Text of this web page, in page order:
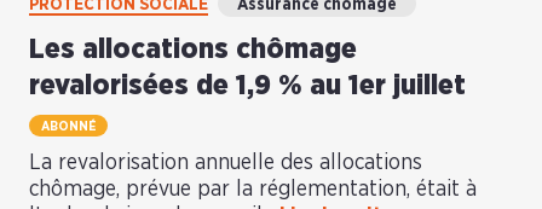
PROTECTION SOCIALE Assurance chômage
Les allocations chômage
revalorisées de 1,9 % au 1er juillet
ABONNÉ
La revalorisation annuelle des allocations
chômage, prévue par la réglementation, était à